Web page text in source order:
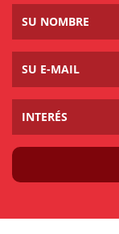
INTERÉS